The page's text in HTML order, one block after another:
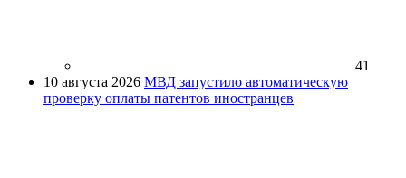
41
10 августа 2026 МВД запустило автоматическую
проверку оплаты патентов иностранцев